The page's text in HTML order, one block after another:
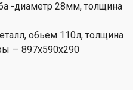
-диаметр 28мм, толщина
обьем 110л, толщина
— 897х590х290